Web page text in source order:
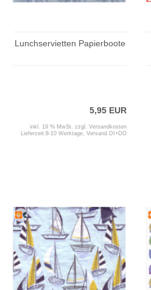
Lunchservietten Papierboote
5,95 EUR
inkl. 19 % MwSt. zzgl. Versandkosten
Lieferzeit:8-10 Werktage, Versand DI+DO